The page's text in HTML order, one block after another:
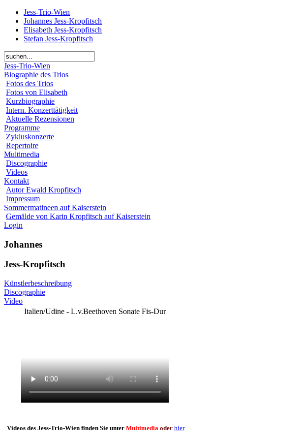
Jess-Trio-Wien
Johannes Jess-Kropfitsch
Elisabeth Jess-Kropfitsch
Stefan Jess-Kropfitsch
Jess-Trio-Wien
Biographie des Trios
Fotos des Trios
Fotos von Elisabeth
Kurzbiographie
Intern. Konzerttätigkeit
Aktuelle Rezensionen
Programme
Zykluskonzerte
Repertoire
Multimedia
Discographie
Videos
Kontakt
Autor Ewald Kropfitsch
Impressum
Sommermatineen auf Kaiserstein
Gemälde von Karin Kropfitsch auf Kaiserstein
Login
Johannes
Jess-Kropfitsch
Künstlerbeschreibung
Discographie
Video
Italien/Udine - L.v.Beethoven Sonate Fis-Dur
Videos des Jess-Trio-Wien finden Sie unter Multimedia oder hier